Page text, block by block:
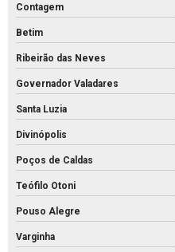
Meio fio de concreto para calçada
Meio fio de concreto comprar
Meio fio de concreto pré moldado
Meio fio de concreto preço
Meio fio de concreto valor
Mourão de concreto para cerca
Mourão de concreto rs
Contagem
Betim
Ribeirão das Neves
Governador Valadares
Santa Luzia
Divinópolis
Poços de Caldas
Teófilo Otoni
Pouso Alegre
Varginha